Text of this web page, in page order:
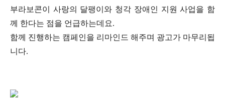
부라보콘이 사랑의 달팽이와 청각 장애인 지원 사업을 함
께 한다는 점을 언급하는데요.
함께 진행하는 캠페인을 리마인드 해주며 광고가 마무리됩
니다.